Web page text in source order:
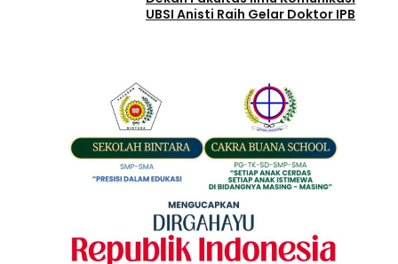
UBSI Anisti Raih Gelar Doktor IPB